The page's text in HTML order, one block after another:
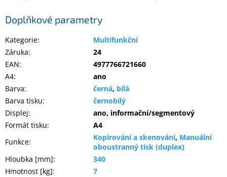
Doplňkové parametry
Kategorie:
Multifunkční
Záruka:
24
EAN:
4977766721660
A4:
ano
Barva: černá, bílá
Barva tisku:
černobílý
Displej:
ano, informační/segmentový
Formát tisku:
A4
Funkce: Kopírování a skenování, Manuální
oboustranný tisk (duplex)
Hloubka [mm]:
340
Hmotnost [kg]:
7